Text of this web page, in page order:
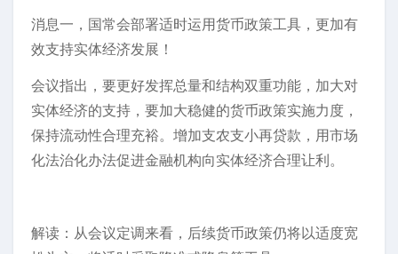
消息一，国常会部署适时运用货币政策工具，更加有
效支持实体经济发展！
会议指出，要更好发挥总量和结构双重功能，加大对
实体经济的支持，要加大稳健的货币政策实施力度，
保持流动性合理充裕。增加支农支小再贷款，用市场
化法治化办法促进金融机构向实体经济合理让利。
解读：从会议定调来看，后续货币政策仍将以适度宽